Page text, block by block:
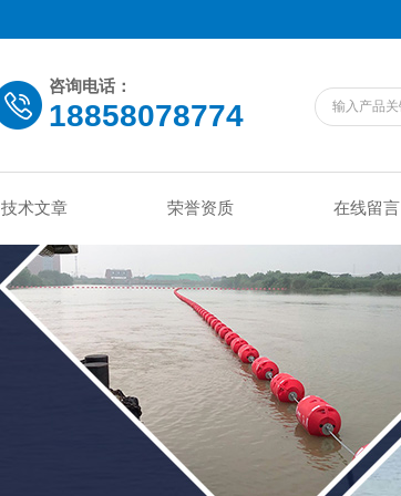
咨询电话：
18858078774
技术文章 荣誉资质 在线留言